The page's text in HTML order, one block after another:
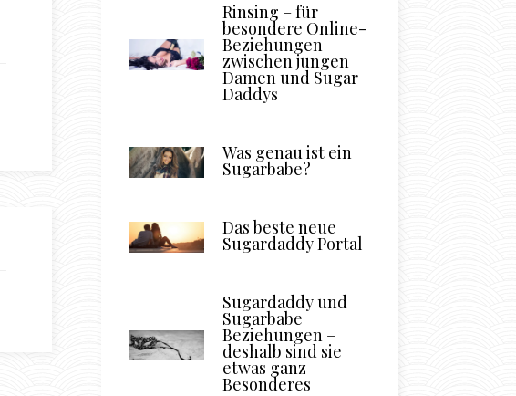
Rinsing – für
besondere Online-
Beziehungen
zwischen jungen
Damen und Sugar
Daddys
Was genau ist ein
Sugarbabe?
Das beste neue
Sugardaddy Portal
Sugardaddy und
Sugarbabe
Beziehungen –
deshalb sind sie
etwas ganz
Besonderes